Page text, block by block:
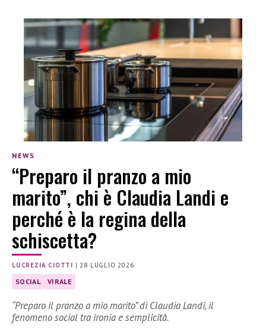
NEWS
“Preparo il pranzo a mio
marito”, chi è Claudia Landi e
perché è la regina della
schiscetta?
LUCREZIA CIOTTI |28 LUGLIO 2026
SOCIAL VIRALE
“Preparo il pranzo a mio marito” di Claudia Landi, il
fenomeno social tra ironia e semplicità.